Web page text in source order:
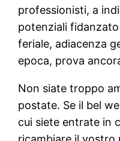
professionisti, a
potenziali
feriale, adiacenza
epoca, prova
Non siate troppo
postate. Se il bel
cui siete entrate in